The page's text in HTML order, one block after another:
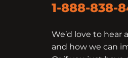
1-888-838-
We’d love to hear
and how we can